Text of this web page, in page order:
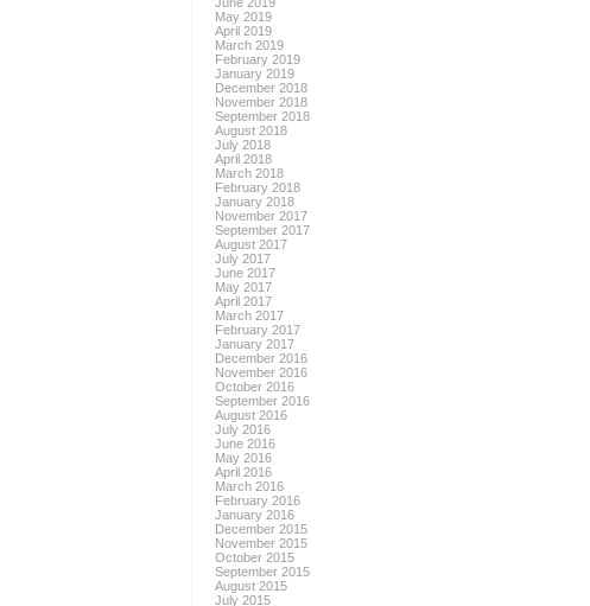
May 2019
April 2019
March 2019
February 2019
January 2019
December 2018
November 2018
September 2018
August 2018
July 2018
April 2018
March 2018
February 2018
January 2018
November 2017
September 2017
August 2017
July 2017
June 2017
May 2017
April 2017
March 2017
February 2017
January 2017
December 2016
November 2016
October 2016
September 2016
August 2016
July 2016
June 2016
May 2016
April 2016
March 2016
February 2016
January 2016
December 2015
November 2015
October 2015
September 2015
August 2015
July 2015